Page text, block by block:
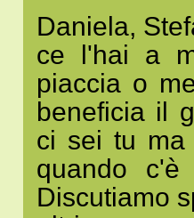
Daniela,
ce l'hai a
piaccia o
beneficia il
ci sei tu ma
quando
Discutiamo